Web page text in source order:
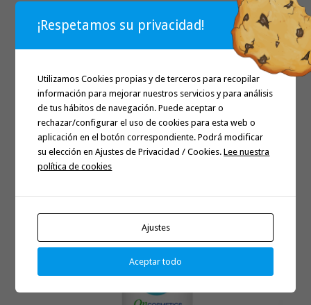
dermoprotectora hidratante 250 ml
Altamente hidratante, nutritiva, suavizante y
reparadora. Ideal como coadyuvante y
dermoprotectora para tratamientos agresivos…
29,95€
¡Respetamos su privacidad!
Utilizamos Cookies propias y de terceros para recopilar
información para mejorar nuestros servicios y para análisis
de tus hábitos de navegación. Puede aceptar o
rechazar/configurar el uso de cookies para esta web o
aplicación en el botón correspondiente. Podrá modificar
su elección en Ajustes de Privacidad / Cookies.Lee nuestra
política de cookies
Ajustes
Aceptar todo